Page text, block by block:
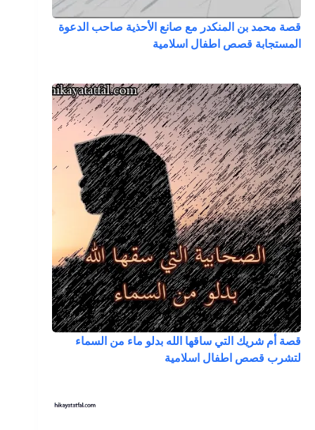
قصة محمد بن المنكدر مع صانع الأحذية صاحب الدعوة
المستجابة قصص اطفال اسلامية
قصة أم شريك التي ساقها الله بدلو ماء من السماء
لتشرب قصص اطفال اسلامية